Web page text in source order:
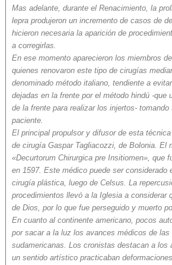
Mas adelante, durante el Renacimiento, la
lepra produjeron un incremento de casos de
hicieron necesaria la aparición de
a corregirlas.
En ese momento aparecieron los miembros
quienes renovaron este tipo de cirugías
denominado método italiano, tendiente a
dejadas en la frente por el método hindú -que
de la frente para realizar los injertos-
paciente.
El principal propulsor y difusor de esta
de cirugía Gaspar Tagliacozzi, de Bolonia. El
«Decurtorum Chirurgica pre Insitiomen», que
en 1597. Este médico puede ser considerado
cirugía plástica, luego de Celsus. La
procedimientos llevó a la Iglesia a considerar
de Dios, por lo que fue perseguido y muerto
En cuanto al continente americano, pocos
por sacar a la luz los avances médicos de
sudamericanas. Los cronistas destacan a los
un sentido artístico practicaban